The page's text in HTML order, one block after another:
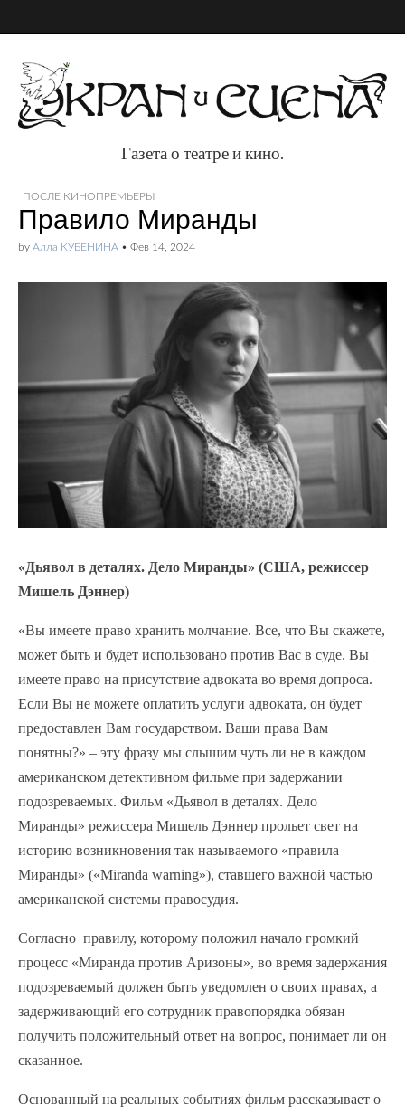
Газета о театре и
кино.
Газета о театре и кино.
ПОСЛЕ КИНОПРЕМЬЕРЫ
Правило Миранды
by Алла КУБЕНИНА • Фев 14, 2024
«Дьявол в деталях. Дело Миранды» (США, режиссер
Мишель Дэннер)
«Вы имеете право хранить молчание. Все, что Вы скажете,
может быть и будет использовано против Вас в суде. Вы
имеете право на присутствие адвоката во время допроса.
Если Вы не можете оплатить услуги адвоката, он будет
предоставлен Вам государством. Ваши права Вам
понятны?» – эту фразу мы слышим чуть ли не в каждом
американском детективном фильме при задержании
подозреваемых. Фильм «Дьявол в деталях. Дело
Миранды» режиссера Мишель Дэннер прольет свет на
историю возникновения так называемого «правила
Миранды» («Miranda warning»), ставшего важной частью
американской системы правосудия.
Согласно правилу, которому положил начало громкий
процесс «Миранда против Аризоны», во время задержания
подозреваемый должен быть уведомлен о своих правах, а
задерживающий его сотрудник правопорядка обязан
получить положительный ответ на вопрос, понимает ли он
сказанное.
Основанный на реальных событиях фильм рассказывает о